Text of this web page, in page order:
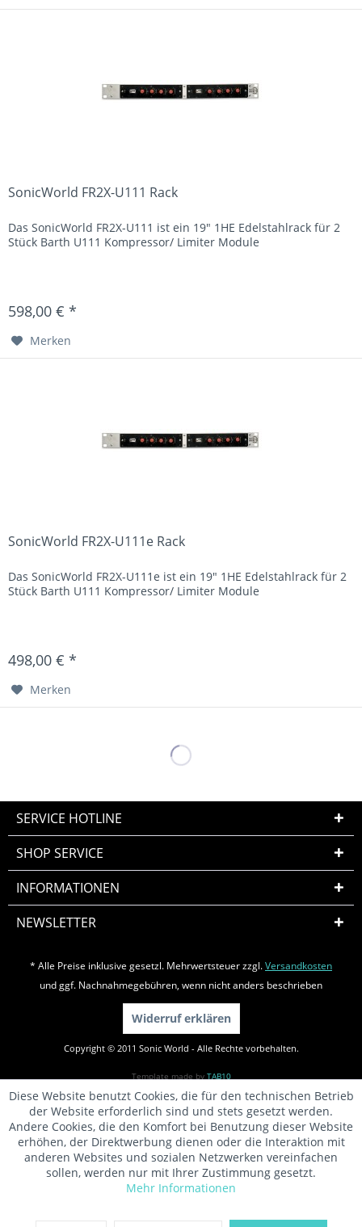
SonicWorld FR2X-U111 Rack
Das SonicWorld FR2X-U111 ist ein 19" 1HE Edelstahlrack für 2
Stück Barth U111 Kompressor/ Limiter Module
598,00 € *
Merken
SonicWorld FR2X-U111e Rack
Das SonicWorld FR2X-U111e ist ein 19" 1HE Edelstahlrack für 2
Stück Barth U111 Kompressor/ Limiter Module
498,00 € *
Merken
SERVICE HOTLINE
SHOP SERVICE
INFORMATIONEN
NEWSLETTER
* Alle Preise inklusive gesetzl. Mehrwertsteuer zzgl.Versandkosten
und ggf. Nachnahmegebühren, wenn nicht anders beschrieben
Widerruf erklären
Copyright © 2011 Sonic World - Alle Rechte vorbehalten.
Template made by TAB10
Diese Website benutzt Cookies, die für den technischen Betrieb
der Website erforderlich sind und stets gesetzt werden.
Andere Cookies, die den Komfort bei Benutzung dieser Website
erhöhen, der Direktwerbung dienen oder die Interaktion mit
anderen Websites und sozialen Netzwerken vereinfachen
sollen, werden nur mit Ihrer Zustimmung gesetzt.
Mehr Informationen